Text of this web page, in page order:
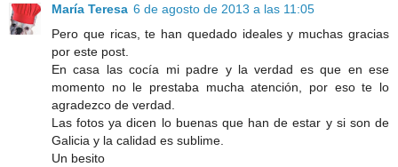
María Teresa 6 de agosto de 2013 a las 11:05
Pero que ricas, te han quedado ideales y muchas gracias
por este post.
En casa las cocía mi padre y la verdad es que en ese
momento no le prestaba mucha atención, por eso te lo
agradezco de verdad.
Las fotos ya dicen lo buenas que han de estar y si son de
Galicia y la calidad es sublime.
Un besito